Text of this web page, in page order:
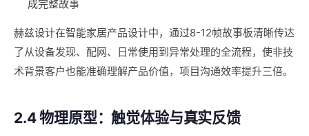
成完整故事
赫兹设计在智能家居产品设计中，通过8-12帧故事板清晰传达
了从设备发现、配网、日常使用到异常处理的全流程，使非技
术背景客户也能准确理解产品价值，项目沟通效率提升三倍。
2.4 物理原型：触觉体验与真实反馈